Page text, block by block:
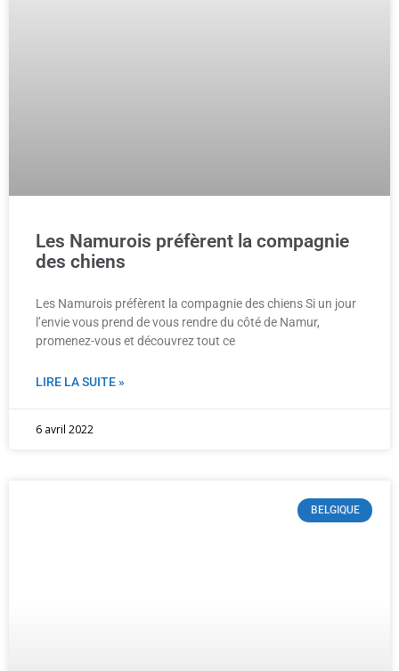
Les Namurois préfèrent la compagnie
des chiens
Les Namurois préfèrent la compagnie des chiens Si un jour
l’envie vous prend de vous rendre du côté de Namur,
promenez-vous et découvrez tout ce
LIRE LA SUITE »
6 avril 2022
BELGIQUE